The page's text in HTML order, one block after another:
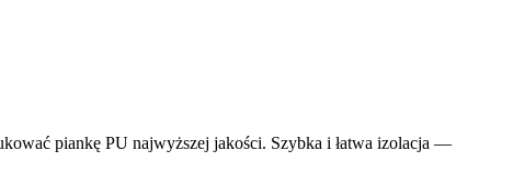
piankę PU najwyższej jakości. Szybka i łatwa izolacja —